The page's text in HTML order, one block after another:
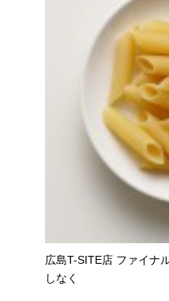
広島T-SITE店 ファイナ
しなく